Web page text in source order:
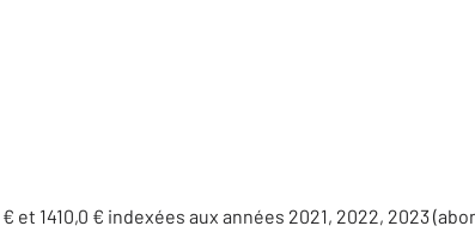
1410,0 € indexées aux années 2021, 2022, 2023